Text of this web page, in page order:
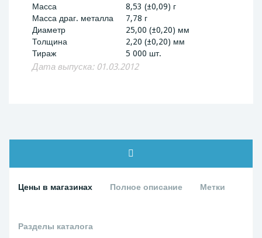
Масса
8,53 (±0,09) г
Масса драг. металла
7,78 г
Диаметр
25,00 (±0,20) мм
Толщина
2,20 (±0,20) мм
Тираж
5 000 шт.
Дата выпуска: 01.03.2012
Цены в магазинах Полное описание Метки
Разделы каталога